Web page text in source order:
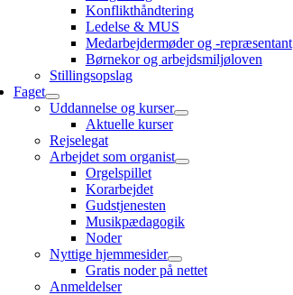
Konflikthåndtering
Ledelse & MUS
Medarbejdermøder og -repræsentant
Børnekor og arbejdsmiljøloven
Stillingsopslag
Faget
Uddannelse og kurser
Aktuelle kurser
Rejselegat
Arbejdet som organist
Orgelspillet
Korarbejdet
Gudstjenesten
Musikpædagogik
Noder
Nyttige hjemmesider
Gratis noder på nettet
Anmeldelser